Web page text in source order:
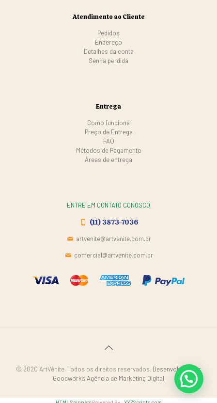
Atendimento ao Cliente
Pedidos
Endereço
Detalhes da conta
Senha perdida
Entrega
Como funciona
Preço de Entrega
FAQ
Métodos de Pagamento
Áreas de entrega
ENTRE EM CONTATO CONOSCO
(11) 3873-7036
artvenite@artvenite.com.br
comercial@artvenite.com.br
© 2020 ArtVênite. Todos os direitos reservados. Desenvolvido por
Goodworks Agência de Marketing Digital